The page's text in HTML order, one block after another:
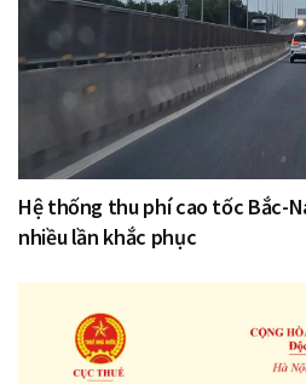
Hệ thống thu phí cao tốc Bắc-
nhiều lần khắc phục